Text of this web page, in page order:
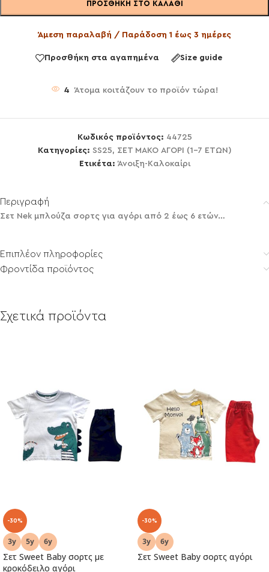
ΠΡΟΣΘΉΚΗ ΣΤΟ ΚΑΛΆΘΙ
Άμεση παραλαβή / Παράδοση 1 έως 3 ημέρες
Προσθήκη στα αγαπημένα Size guide
4 Άτομα κοιτάζουν το προϊόν τώρα!
Κωδικός προϊόντος: 44725
Κατηγορίες: SS25, ΣΕΤ ΜΑΚΟ ΑΓΟΡΙ (1-7 ΕΤΩΝ)
Ετικέτα: Άνοιξη-Καλοκαίρι
Περιγραφή
Σετ Nek μπλούζα σορτς για αγόρι από 2 έως 6 ετών…
Επιπλέον πληροφορίες
Φροντίδα προϊόντος
Σχετικά προϊόντα
-30%
Σετ Sweet Baby σορτς με
κροκόδειλο αγόρι
-30%
Σετ Sweet Baby σορτς αγόρι